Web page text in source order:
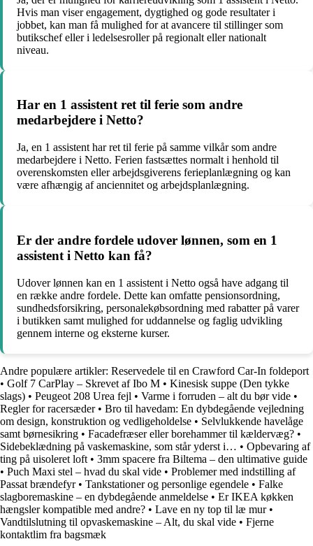
Hvis man viser engagement, dygtighed og gode resultater i
jobbet, kan man få mulighed for at avancere til stillinger som
butikschef eller i ledelsesroller på regionalt eller nationalt
niveau.
Har en 1 assistent ret til ferie som andre
medarbejdere i Netto?
Ja, en 1 assistent har ret til ferie på samme vilkår som andre
medarbejdere i Netto. Ferien fastsættes normalt i henhold til
overenskomsten eller arbejdsgiverens ferieplanlægning og kan
være afhængig af anciennitet og arbejdsplanlægning.
Er der andre fordele udover lønnen, som en 1
assistent i Netto kan få?
Udover lønnen kan en 1 assistent i Netto også have adgang til
en række andre fordele. Dette kan omfatte pensionsordning,
sundhedsforsikring, personalekøbsordning med rabatter på varer
i butikken samt mulighed for uddannelse og faglig udvikling
gennem interne og eksterne kurser.
Andre populære artikler: Reservedele til en Crawford Car-In foldeport
• Golf 7 CarPlay – Skrevet af Ibo M • Kinesisk suppe (Den tykke
slags) • Peugeot 208 Urea fejl • Varme i forruden – alt du bør vide •
Regler for racersæder• Bro til havedam: En dybdegående vejledning
om design, konstruktion og vedligeholdelse • Selvlukkende havelåge
samt børnesikring • Facadefræser eller borehammer til kældervæg? •
Sidebeklædning på vaskemaskine, som står yderst i… • Opbevaring af
ting på uisoleret loft • 3mm spacere fra Biltema – den ultimative guide
• Puch Maxi stel – hvad du skal vide • Problemer med indstilling af
Passat brændefyr• Tankstationer og personlige egendele • Falke
slagboremaskine – en dybdegående anmeldelse • Er IKEA køkken
hængsler kompatible med andre? • Lave en ny top til læ mur•
Vandtilslutning til opvaskemaskine – Alt, du skal vide • Fjerne
kontaktlim fra bagsmæk